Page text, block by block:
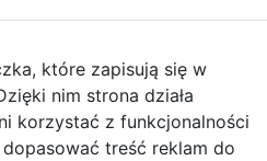
Informacje o
To nie jest zabawka.
życia. Zawiera drobne
Ryzyko zadławienia,
które zapisują się w
nim strona działa
korzystać z funkcjonalności
treść reklam do